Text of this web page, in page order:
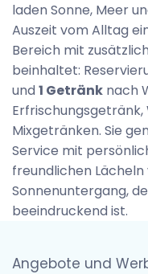
laden Sonne, Meer
Auszeit vom Alltag
Bereich mit
beinhaltet:
und 1 Getränk nach
Erfrischungsgetränk,
Mixgetränken. Sie
Service mit
freundlichen
Sonnenuntergang,
beeindruckend ist.
Angebote und